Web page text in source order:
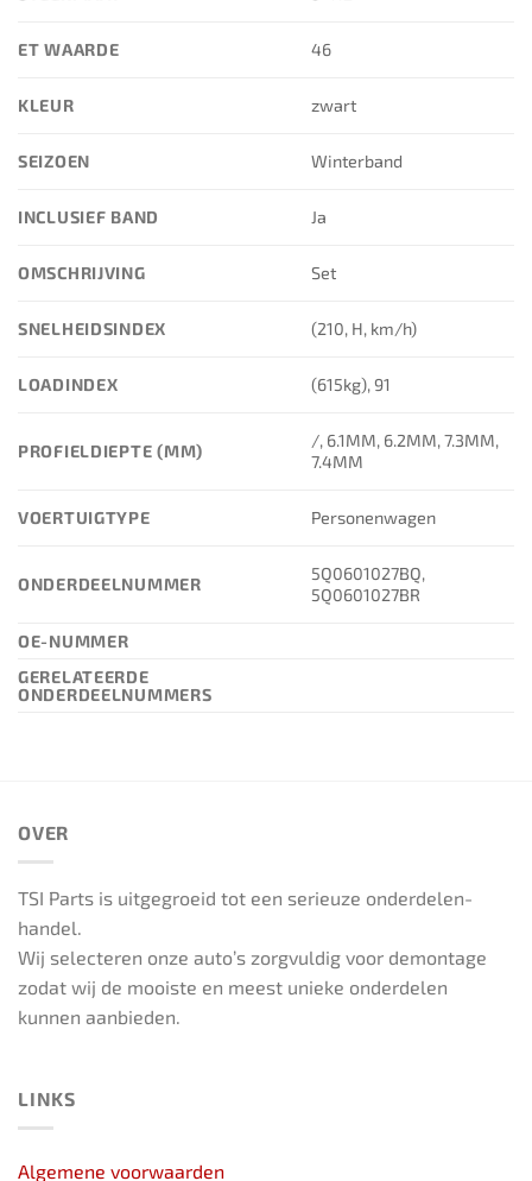
ET WAARDE 46
KLEUR zwart
SEIZOEN Winterband
INCLUSIEF BAND Ja
OMSCHRIJVING Set
SNELHEIDSINDEX (210, H, km/h)
LOADINDEX (615kg), 91
PROFIELDIEPTE (MM)
/, 6.1MM, 6.2MM, 7.3MM,
7.4MM
VOERTUIGTYPE Personenwagen
ONDERDEELNUMMER
5Q0601027BQ,
5Q0601027BR
OE-NUMMER
GERELATEERDE
ONDERDEELNUMMERS
OVER
TSI Parts is uitgegroeid tot een serieuze onderdelen-
handel.
Wij selecteren onze auto’s zorgvuldig voor demontage
zodat wij de mooiste en meest unieke onderdelen
kunnen aanbieden.
LINKS
Algemene voorwaarden